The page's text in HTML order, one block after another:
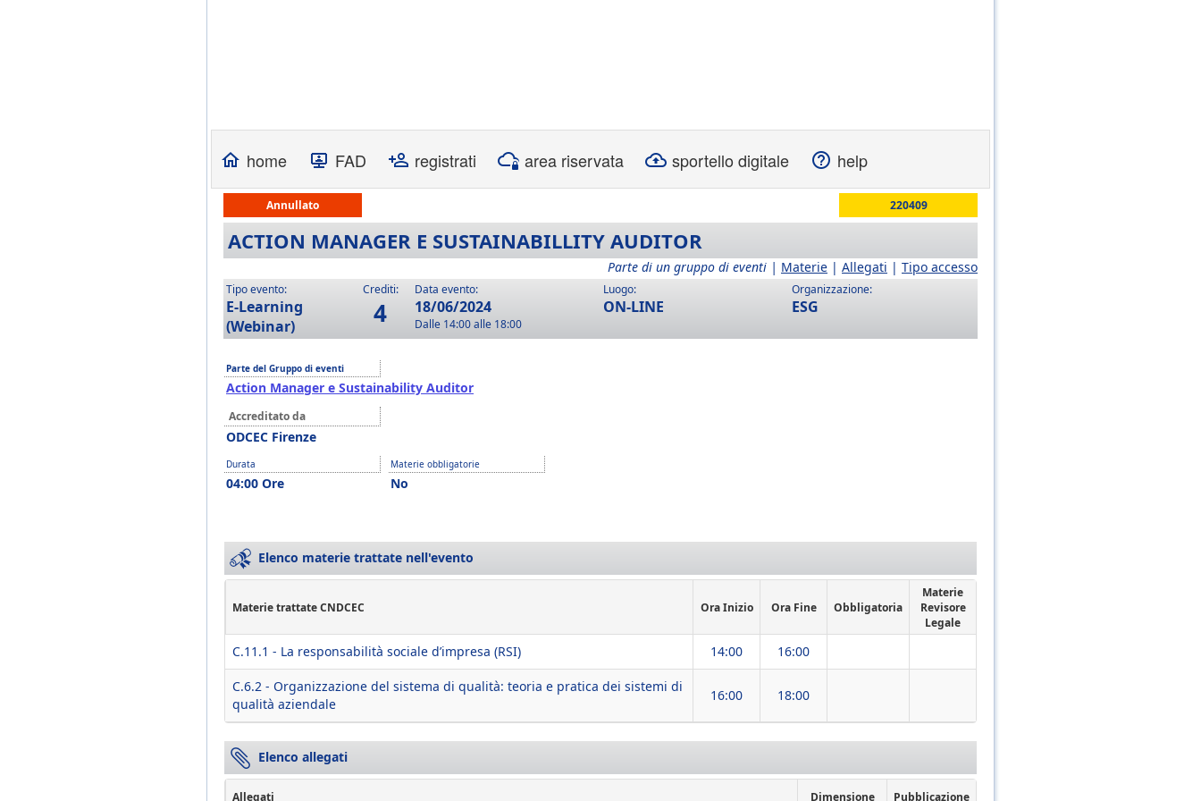
home FAD registrati area riservata sportello digitale help
Annullato 220409
ACTION MANAGER E SUSTAINABILLITY AUDITOR
Parte di un gruppo di eventi | Materie | Allegati | Tipo accesso
Tipo evento:
E-Learning
(Webinar)
Crediti:
4
Data evento:
18/06/2024
Dalle 14:00 alle 18:00
Luogo:
ON-LINE
Organizzazione:
ESG
Parte del Gruppo di eventi
Action Manager e Sustainability Auditor
Accreditato da
ODCEC Firenze
Durata
04:00 Ore
Materie obbligatorie
No
Elenco materie trattate nell'evento
Materie trattate CNDCEC Ora Inizio Ora Fine Obbligatoria
Materie
Revisore
Legale
C.11.1 - La responsabilità sociale d’impresa (RSI) 14:00 16:00
C.6.2 - Organizzazione del sistema di qualità: teoria e pratica dei sistemi di
qualità aziendale
16:00 18:00
Elenco allegati
Allegati Dimensione Pubblicazione